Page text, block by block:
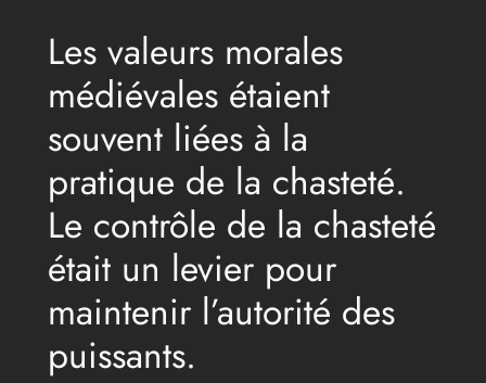
Les valeurs morales
médiévales étaient
souvent liées à la
pratique de la chasteté.
Le contrôle de la chasteté
était un levier pour
maintenir l’autorité des
puissants.